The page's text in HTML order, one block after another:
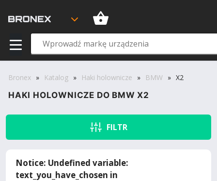
Bronex » Katalog » Haki holownicze » BMW » X2
HAKI HOLOWNICZE DO BMW X2
FILTR
Notice: Undefined variable:
text_you_have_chosen in